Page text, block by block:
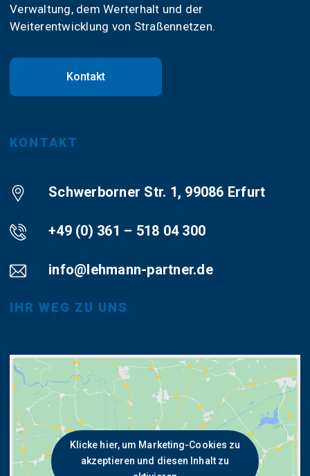
Verwaltung, dem Werterhalt und der
Weiterentwicklung von Straßennetzen.
Kontakt
KONTAKT
Schwerborner Str. 1, 99086 Erfurt
+49 (0) 361 – 518 04 300
info@lehmann-partner.de
IHR WEG ZU UNS
Klicke hier, um Marketing-Cookies zu
akzeptieren und diesen Inhalt zu